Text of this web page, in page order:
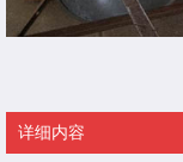
详细内容